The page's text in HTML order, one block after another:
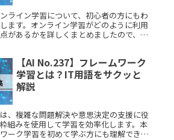
ライン学習について、初心者の方にもわ
ます。オンライン学習がどのように利用
があるかを詳しくまとめましたので、ぜ
【AI No.237】フレームワーク
学習とは？IT用語をサクッと
解説
、複雑な問題解決や意思決定の支援に役
組みを使用して学習を効率化します。本
ーク学習を初めて学ぶ方にも理解できる